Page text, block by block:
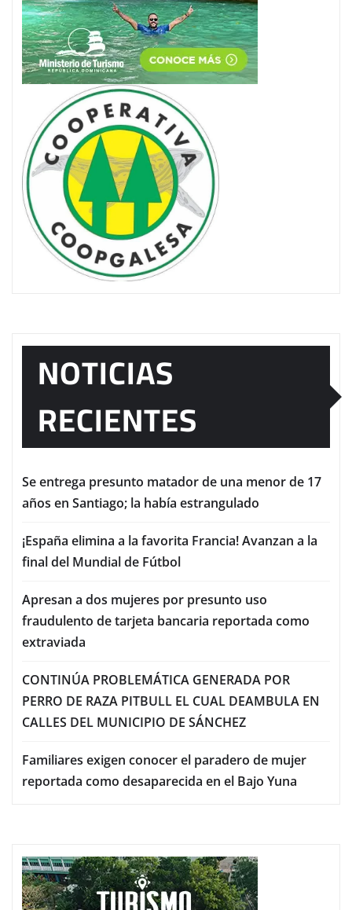
NOTICIAS
RECIENTES
Se entrega presunto matador de una menor de 17
años en Santiago; la había estrangulado
¡España elimina a la favorita Francia! Avanzan a la
final del Mundial de Fútbol
Apresan a dos mujeres por presunto uso
fraudulento de tarjeta bancaria reportada como
extraviada
CONTINÚA PROBLEMÁTICA GENERADA POR
PERRO DE RAZA PITBULL EL CUAL DEAMBULA EN
CALLES DEL MUNICIPIO DE SÁNCHEZ
Familiares exigen conocer el paradero de mujer
reportada como desaparecida en el Bajo Yuna